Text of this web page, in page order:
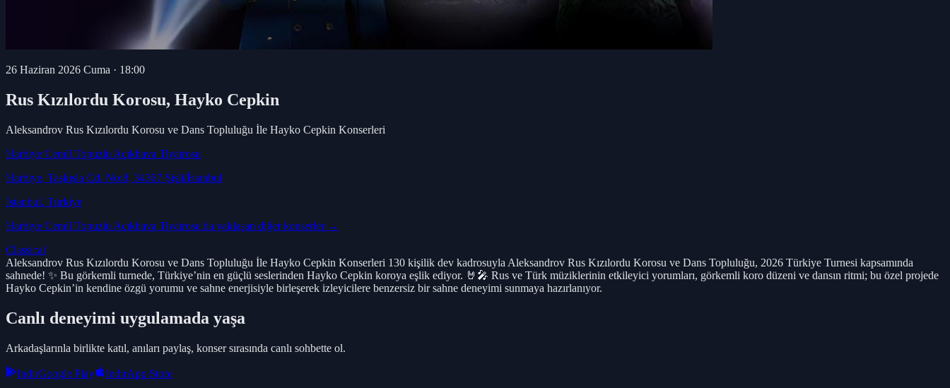
26 Haziran 2026 Cuma · 18:00
Rus Kızılordu Korosu, Hayko Cepkin
Aleksandrov Rus Kızılordu Korosu ve Dans Topluluğu İle Hayko Cepkin Konserleri
Harbiye Cemil Topuzlu Açıkhava Tiyatrosu
Harbiye, Taşkışla Cd. No:8, 34367 Şişli/İstanbul
İstanbul, Türkiye
Harbiye Cemil Topuzlu Açıkhava Tiyatrosu'da yaklaşan diğer konserler →
Classical
Aleksandrov Rus Kızılordu Korosu ve Dans Topluluğu İle Hayko Cepkin Konserleri 130 kişilik dev kadrosuyla Aleksandrov Rus Kızılordu Korosu ve Dans Topluluğu, 2026 Türkiye Turnesi kapsamında
sahnede! ✨ Bu görkemli turnede, Türkiye’nin en güçlü seslerinden Hayko Cepkin koroya eşlik ediyor. 🤘🎤 Rus ve Türk müziklerinin etkileyici yorumları, görkemli koro düzeni ve dansın ritmi; bu özel projede
Hayko Cepkin’in kendine özgü yorumu ve sahne enerjisiyle birleşerek izleyicilere benzersiz bir sahne deneyimi sunmaya hazırlanıyor.
Canlı deneyimi uygulamada yaşa
Arkadaşlarınla birlikte katıl, anıları paylaş, konser sırasında canlı sohbette ol.
IndirGoogle Play IndirApp Store